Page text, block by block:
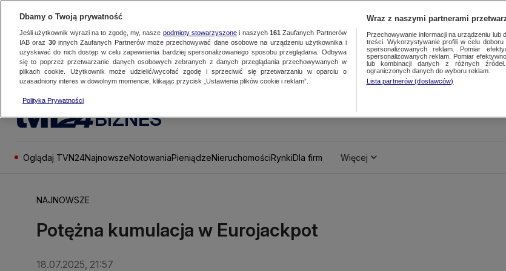
BIZNES
Oglądaj TVN24NajnowszeNotowaniaPieniądzeNieruchomościRynkiDla firm Więcej
NAJNOWSZE
Potężna kumulacja w Eurojackpot
18.07.2025, 21:57
Dbamy o Twoją prywatność
Jeśli użytkownik wyrazi na to zgodę, my, nasze podmioty stowarzyszonei naszych 161 Zaufanych Partnerów
IAB oraz 30innych Zaufanych Partnerów może przechowywać dane osobowe na urządzeniu użytkownika i
uzyskiwać do nich dostęp w celu zapewnienia bardziej spersonalizowanego sposobu przeglądania. Odbywa
się to poprzez przetwarzanie danych osobowych zebranych z danych przeglądania przechowywanych w
plikach cookie. Użytkownik może udzielić/wycofać zgodę i sprzeciwić się przetwarzaniu w oparciu o
uzasadniony interes w dowolnym momencie, klikając przycisk „Ustawienia plików cookie i reklam”.
Polityka Prywatności
Wraz z naszymi partnerami
Przechowywanie informacji na urządzeniu lub
treści. Wykorzystywanie profili w celu
spersonalizowanych reklam. Pomiar
spersonalizowanych reklam. Pomiar
lub kombinacji danych z różnych
ograniczonych danych do wyboru reklam.
Lista partnerów (dostawców)